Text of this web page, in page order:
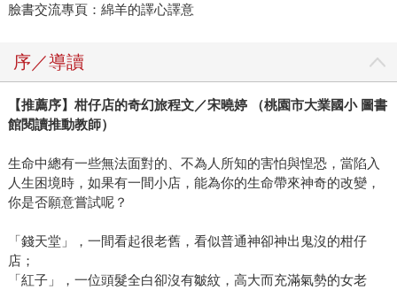
臉書交流專頁：綿羊的譯心譯意
序／導讀
【推薦序】柑仔店的奇幻旅程文／宋曉婷 （桃園市大業國小 圖書
館閱讀推動教師）
生命中總有一些無法面對的、不為人所知的害怕與惶恐，當陷入
人生困境時，如果有一間小店，能為你的生命帶來神奇的改變，
你是否願意嘗試呢？
「錢天堂」，一間看起很老舊，看似普通神卻神出鬼沒的柑仔
店；
「紅子」，一位頭髮全白卻沒有皺紋，高大而充滿氣勢的女老